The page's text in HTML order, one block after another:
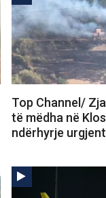
Top Channel/
të mëdha në
ndërhyrje